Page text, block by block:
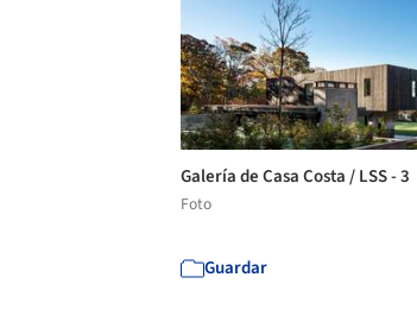
Galería de Casa Costa / LSS - 3
Foto
Guardar